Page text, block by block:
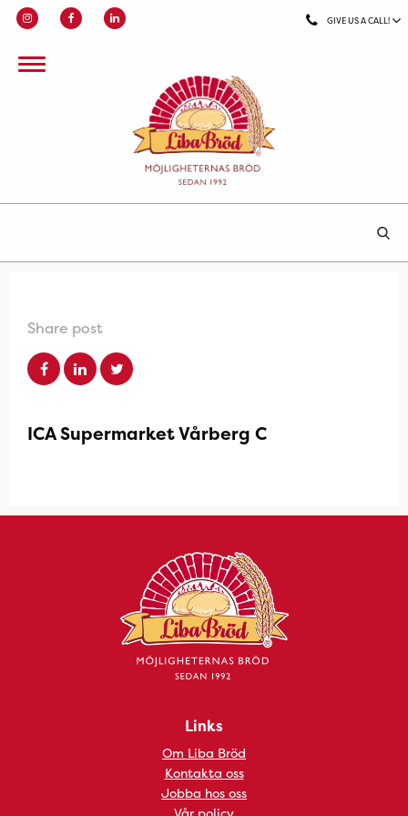
GIVE US A CALL!
Share post
ICA Supermarket Vårberg C
Links
Om Liba Bröd
Kontakta oss
Jobba hos oss